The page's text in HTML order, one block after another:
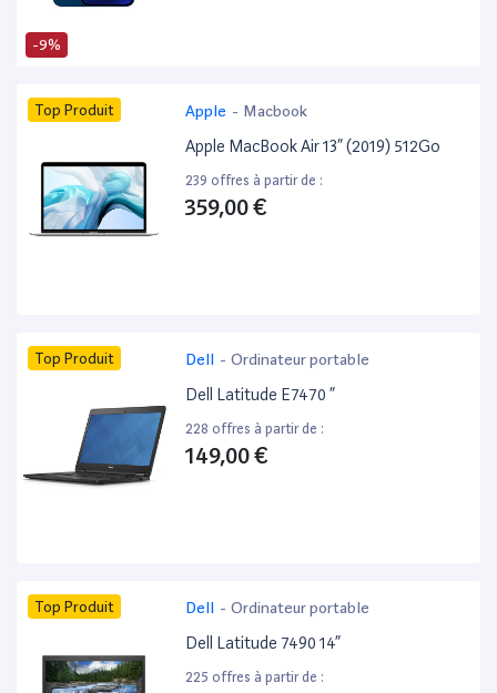
-9%
Top Produit Apple - Macbook
Apple MacBook Air 13” (2019) 512Go
239 offres à partir de :
359,00 €
Top Produit Dell - Ordinateur portable
Dell Latitude E7470 ”
228 offres à partir de :
149,00 €
Top Produit Dell - Ordinateur portable
Dell Latitude 7490 14”
225 offres à partir de :